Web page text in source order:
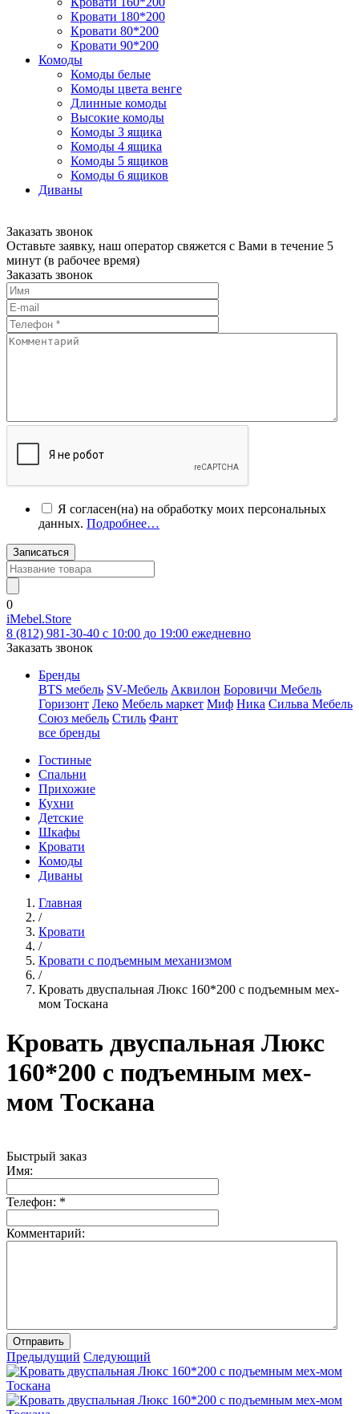
Кровати 180*200
Кровати 80*200
Кровати 90*200
Комоды
Комоды белые
Комоды цвета венге
Длинные комоды
Высокие комоды
Комоды 3 ящика
Комоды 4 ящика
Комоды 5 ящиков
Комоды 6 ящиков
Диваны
Заказать звонок
Оставьте заявку, наш оператор свяжется с Вами в течение 5
минут (в рабочее время)
Заказать звонок
Я согласен(на) на обработку моих персональных
данных. Подробнее…
Записаться
0
iMebel.Store
8 (812) 981-30-40 c 10:00 до 19:00 ежедневно
Заказать звонок
Бренды
BTS мебель SV-Мебель Аквилон Боровичи Мебель
Горизонт Леко Мебель маркет Миф Ника Сильва Мебель
Союз мебель Стиль Фант
все бренды
Гостиные
Спальни
Прихожие
Кухни
Детские
Шкафы
Кровати
Комоды
Диваны
Главная
/
Кровати
/
Кровати с подъемным механизмом
/
Кровать двуспальная Люкс 160*200 с подъемным мех-
мом Тоскана
Кровать двуспальная Люкс
160*200 с подъемным мех-
мом Тоскана
Быстрый заказ
Имя:
Телефон: *
Комментарий:
Отправить
Предыдущий Следующий